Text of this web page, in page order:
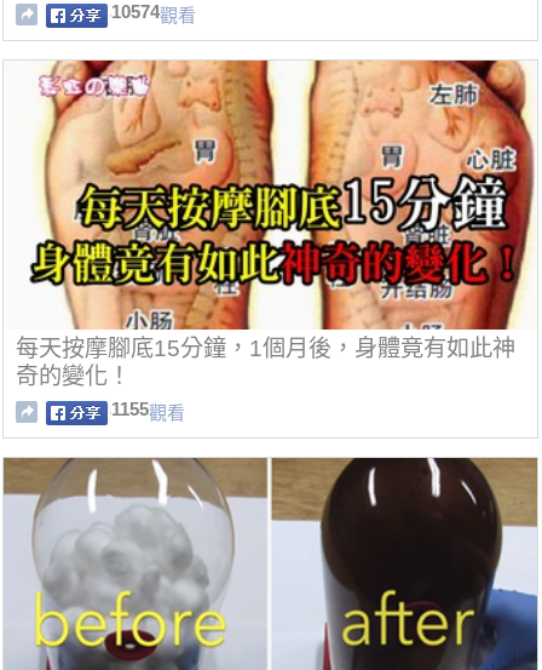
10574觀看
每天按摩腳底15分鐘，1個月後，身體竟有如此神
奇的變化！
1155觀看